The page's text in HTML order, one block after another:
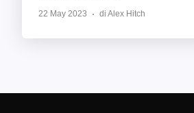
22 May 2023 di Alex Hitch